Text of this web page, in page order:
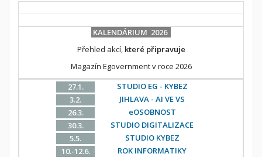
KALENDÁRIUM 2026
Přehled akcí, které připravuje
Magazín Egovernment v roce 2026
27.1.
STUDIO EG - KYBEZ
3.2.
JIHLAVA - AI VE VS
26.3.
eOSOBNOST
30.3.
STUDIO DIGITALIZACE
5.5.
STUDIO KYBEZ
10.-12.6.
ROK INFORMATIKY